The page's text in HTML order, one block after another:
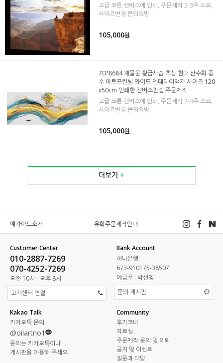
고급 코튼 캔버스에 인쇄, 주문제작 2-3주 소요,
사이즈변경 문의요망
105,000원
7EP8684 재물운 황금사슴 추상 현대 산수화 풍
수 아트프린팅 와이드 인테리어액자 사이즈 120
x50cm 인쇄한 캔버스판넬 주문제작
고급 코튼 캔버스에 인쇄, 주문제작 2-3주 소요,
사이즈변경 문의요망
105,000원
더보기 +
예가아트소개 유화주문제작안내
Customer Center
010-2887-7269
070-4252-7269
오전 10시 - 오후 8시
고객센터 연결
Bank Account
하나은행
673-910175-38507
예금주 : 박선영
문의 게시판
Kakao Talk
카카오톡 문의
@oilartno1
문의는 카카오톡이나
게시판을 이용해 주세요
Community
후기코너
자료실
주문제작 문의 및 의뢰
공지 및 이벤트
질문과 대답